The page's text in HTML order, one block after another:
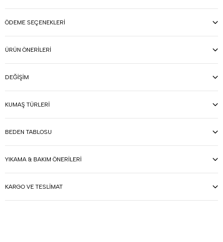
ÖDEME SEÇENEKLERI
ÜRÜN ÖNERILERI
DEĞIŞIM
KUMAŞ TÜRLERI
BEDEN TABLOSU
YIKAMA & BAKIM ÖNERILERI
KARGO VE TESLIMAT